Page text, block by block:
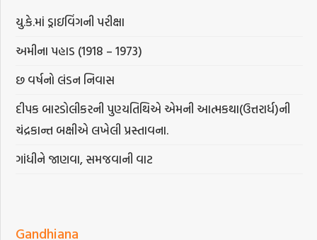
યુ.કે.માં ડ્રાઇવિંગની પરીક્ષા
અમીના પહાડ (1918 – 1973)
છ વર્ષનો લંડન નિવાસ
દીપક બારડોલીકરની પુણ્યતિથિએ એમની આત્મકથા(ઉત્તરાર્ધ)ની
ચંદ્રકાન્ત બક્ષીએ લખેલી પ્રસ્તાવના.
ગાંધીને જાણવા, સમજવાની વાટ
Gandhiana